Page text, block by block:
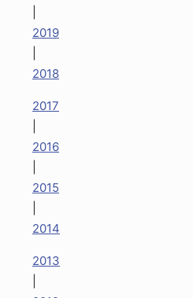
2019
2018
2017
2016
2015
2014
2013